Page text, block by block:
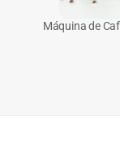
Máquina de